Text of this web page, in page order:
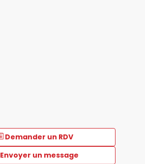
Demander un RDV
Envoyer un message